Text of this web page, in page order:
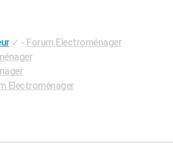
✓ - Forum Electroménager
Electroménager